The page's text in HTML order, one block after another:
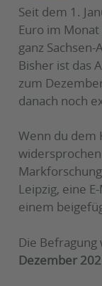
Seit dem 1.
Euro im
ganz
Bisher ist das
zum
danach noch
Wenn du dem
Leipzig, eine
einem
Die Befragung
Dezember